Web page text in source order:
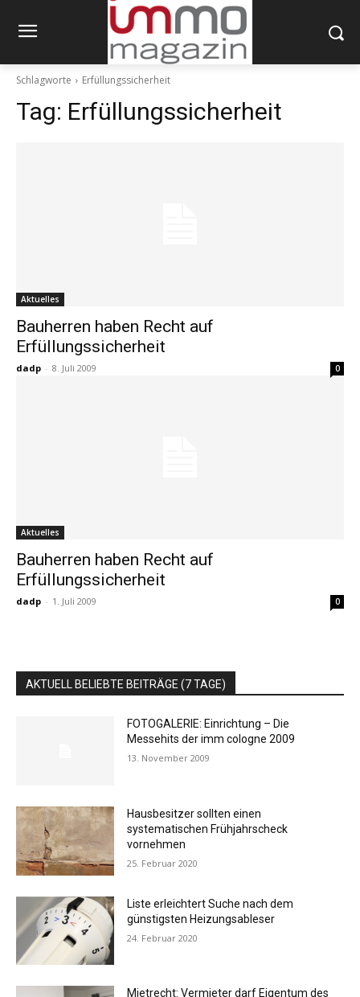
Schlagworte Erfüllungssicherheit
Tag: Erfüllungssicherheit
Aktuelles
Bauherren haben Recht auf
Erfüllungssicherheit
dadp - 8. Juli 2009 0
Aktuelles
Bauherren haben Recht auf
Erfüllungssicherheit
dadp - 1. Juli 2009 0
AKTUELL BELIEBTE BEITRÄGE (7 TAGE)
FOTOGALERIE: Einrichtung – Die
Messehits der imm cologne 2009
13. November 2009
Hausbesitzer sollten einen
systematischen Frühjahrscheck
vornehmen
25. Februar 2020
Liste erleichtert Suche nach dem
günstigsten Heizungsableser
24. Februar 2020
Mietrecht: Vermieter darf Eigentum des